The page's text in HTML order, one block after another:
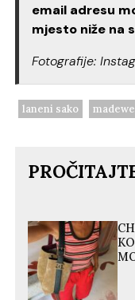
email adresu
mjesto niže na
Fotografije:
laneni sako